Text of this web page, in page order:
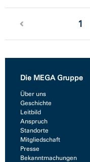
1
Die MEGA Gruppe
Über uns
Geschichte
Leitbild
Anspruch
Standorte
Mitgliedschaft
Presse
Bekanntmachungen